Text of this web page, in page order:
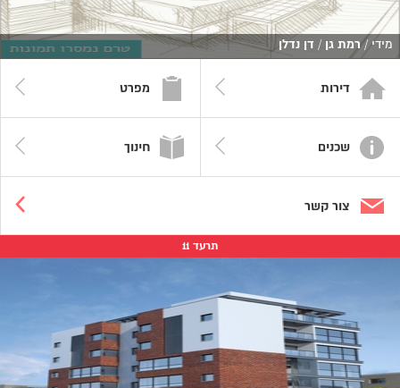
מידי /רמת גן / דן נדלן
דירות מפרט
שכנים חינוך
צור קשר
תרעד 11